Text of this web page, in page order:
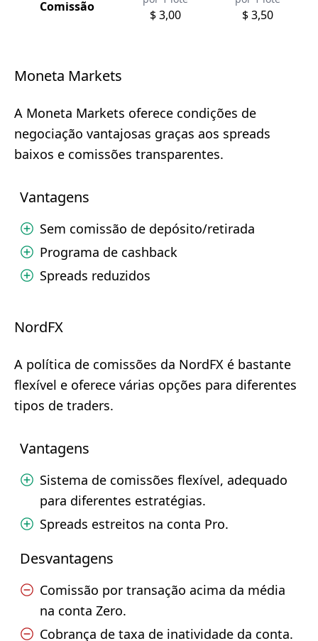
Comissão
$ 3,00 $ 3,50
Moneta Markets
A Moneta Markets oferece condições de
negociação vantajosas graças aos spreads
baixos e comissões transparentes.
Vantagens
Sem comissão de depósito/retirada
Programa de cashback
Spreads reduzidos
NordFX
A política de comissões da NordFX é bastante
flexível e oferece várias opções para diferentes
tipos de traders.
Vantagens
Sistema de comissões flexível, adequado
para diferentes estratégias.
Spreads estreitos na conta Pro.
Desvantagens
Comissão por transação acima da média
na conta Zero.
Cobrança de taxa de inatividade da conta.